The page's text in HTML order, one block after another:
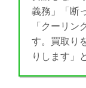
義務」「断
「クーリン
す。買取り
りします」